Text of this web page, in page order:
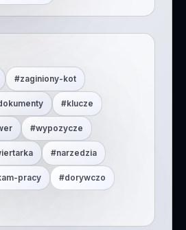
#zaginiony-kot
#klucze
#wypozycze
#narzedzia
pracy #dorywczo